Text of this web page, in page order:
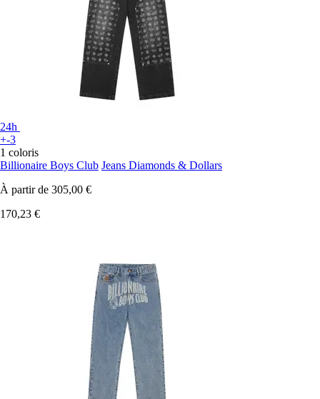
24h
+-3
1 coloris
Billionaire Boys Club Jeans Diamonds & Dollars
À partir de 305,00 €
170,23 €